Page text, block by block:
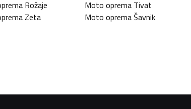
Rožaje Moto oprema Tivat
Zeta Moto opremaŠavnik